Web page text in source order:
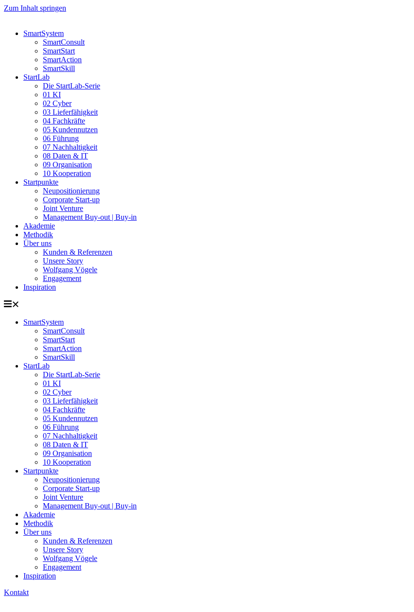
Zum Inhalt springen
SmartSystem
SmartConsult
SmartStart
SmartAction
SmartSkill
StartLab
Die StartLab-Serie
01 KI
02 Cyber
03 Lieferfähigkeit
04 Fachkräfte
05 Kundennutzen
06 Führung
07 Nachhaltigkeit
08 Daten & IT
09 Organisation
10 Kooperation
Startpunkte
Neupositionierung
Corporate Start-up
Joint Venture
Management Buy-out | Buy-in
Akademie
Methodik
Über uns
Kunden & Referenzen
Unsere Story
Wolfgang Vögele
Engagement
Inspiration
SmartSystem
SmartConsult
SmartStart
SmartAction
SmartSkill
StartLab
Die StartLab-Serie
01 KI
02 Cyber
03 Lieferfähigkeit
04 Fachkräfte
05 Kundennutzen
06 Führung
07 Nachhaltigkeit
08 Daten & IT
09 Organisation
10 Kooperation
Startpunkte
Neupositionierung
Corporate Start-up
Joint Venture
Management Buy-out | Buy-in
Akademie
Methodik
Über uns
Kunden & Referenzen
Unsere Story
Wolfgang Vögele
Engagement
Inspiration
Kontakt